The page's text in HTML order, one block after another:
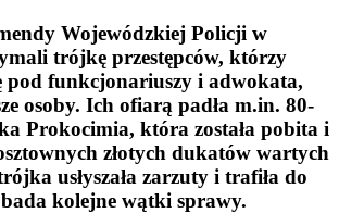
Wojewódzkiej Policji w
trójkę przestępców, którzy
pod funkcjonariuszy i adwokata,
osoby. Ich ofiarą padła m.in. 80-
Prokocimia, która została pobita i
złotych dukatów wartych
usłyszała zarzuty i trafiła do
kolejne wątki sprawy.